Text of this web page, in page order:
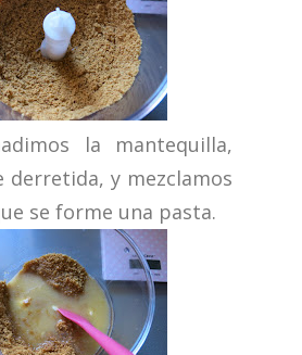
la mantequilla,
derretida, y mezclamos
se forme una pasta.